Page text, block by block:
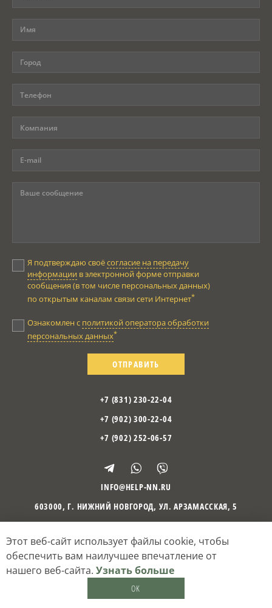
Я подтверждаю своёсогласие на передачу
информации в электронной форме отправки
сообщения (в том числе персональных данных)
по открытым каналам связи сети Интернет*
Ознакомлен с политикой оператора обработки
персональных данных*
ОТПРАВИТЬ
+7 (831) 230-22-04
+7 (902) 300-22-04
+7 (902) 252-06-57
INFO@HELP-NN.RU
603000, Г. НИЖНИЙ НОВГОРОД, УЛ. АРЗАМАССКАЯ, 5
©2010– 2026 Психологический центр «Отражение»
Политика оператора обработки персональных данных
Согласие на обработку персональных данных
Кибермеханика— разработка и поддержка сайтов
Этот веб-сайт использует файлы cookie, чтобы
обеспечить вам наилучшее впечатление от
нашего веб-сайта. Узнать больше
OK